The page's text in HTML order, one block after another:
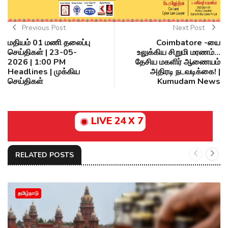
Previous Post
மதியம் 01 மணி தலைப்பு
செய்திகள் | 23-05-
2026 | 1:00 PM
Headlines | முக்கிய
செய்திகள்
Next Post
Coimbatore -யை
உலுக்கிய சிறுமி மரணம்...
தேசிய மகளிர் ஆணையம்
அதிரடி நடவடிக்கை! |
Kumudam News
LIVE 24 X 7
RELATED POSTS
தமிழ்நாடு